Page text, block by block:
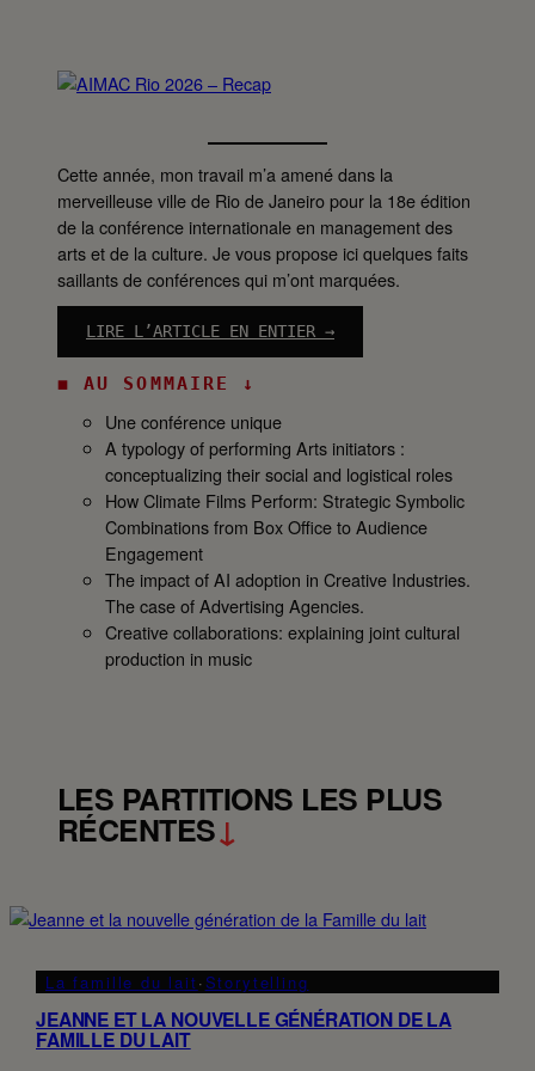
Cette année, mon travail m’a amené dans la
merveilleuse ville de Rio de Janeiro pour la 18e édition
de la conférence internationale en management des
arts et de la culture. Je vous propose ici quelques faits
saillants de conférences qui m’ont marquées.
LIRE L’ARTICLE EN ENTIER →
:
A
C
R
i
2
0
2
a
◼ AU SOMMAIRE ↓
Une conférence unique
A typology of performing Arts initiators :
conceptualizing their social and logistical roles
How Climate Films Perform: Strategic Symbolic
Combinations from Box Office to Audience
Engagement
The impact of AI adoption in Creative Industries.
The case of Advertising Agencies.
Creative collaborations: explaining joint cultural
production in music
LES PARTITIONS LES PLUS
RÉCENTES↓
La famille du lait·Storytelling
JEANNE ET LA NOUVELLE GÉNÉRATION DE LA
FAMILLE DU LAIT